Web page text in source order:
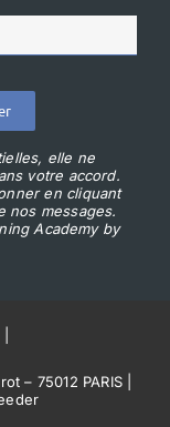
elle ne
votre accord.
en cliquant
nos messages.
Academy by
– 75012 PARIS |